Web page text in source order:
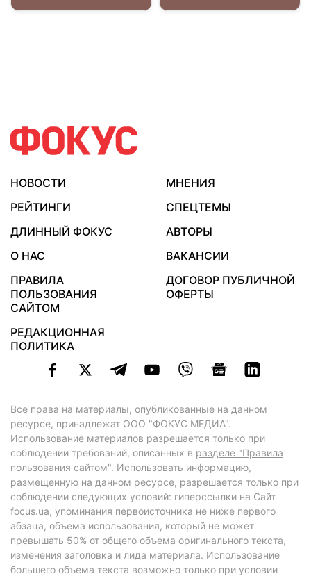
НОВОСТИ
МНЕНИЯ
РЕЙТИНГИ
СПЕЦТЕМЫ
ДЛИННЫЙ ФОКУС
АВТОРЫ
О НАС
ВАКАНСИИ
ПРАВИЛА
ПОЛЬЗОВАНИЯ
САЙТОМ
ДОГОВОР ПУБЛИЧНОЙ
ОФЕРТЫ
РЕДАКЦИОННАЯ
ПОЛИТИКА
Все права на материалы, опубликованные на данном
ресурсе, принадлежат ООО "ФОКУС МЕДИА".
Использование материалов разрешается только при
соблюдении требований, описанных в разделе "Правила
пользования сайтом". Использовать информацию,
размещенную на данном ресурсе, разрешается только при
соблюдении следующих условий: гиперссылки на Сайт
focus.ua, упоминания первоисточника не ниже первого
абзаца, объема использования, который не может
превышать 50% от общего объема оригинального текста,
изменения заголовка и лида материала. Использование
большего объема текста возможно только при условии